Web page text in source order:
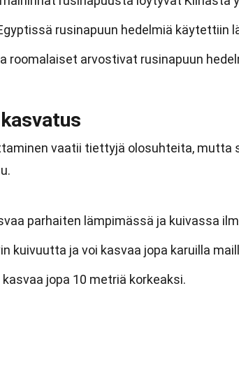
rusinapuun hedelmiä käytettiin
roomalaiset arvostivat rusinapuun
vaatii tiettyjä olosuhteita, mutta
parhaiten lämpimässä ja kuivassa
kuivuutta ja voi kasvaa jopa karuilla
kasvaa jopa 10 metriä korkeaksi.